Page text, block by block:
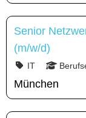
Senior
(m/w/d)
IT
München